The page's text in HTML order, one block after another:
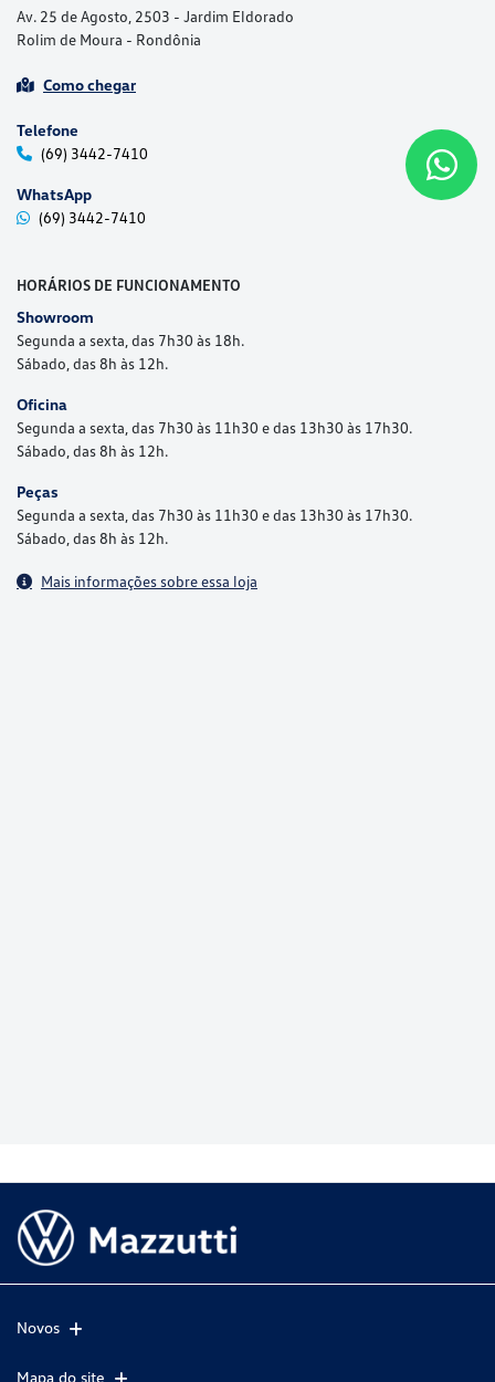
Segunda a sexta, das 7h30 às 18h.
Sábado, das 8h às 12h.
Oficina
Segunda a sexta, das 7h30 às 11h30 e das 13h30 às 17h30.
Peças
Sábado, das 8h às 12h.
Mais informações sobre essa loja
Novos
Mapa do site